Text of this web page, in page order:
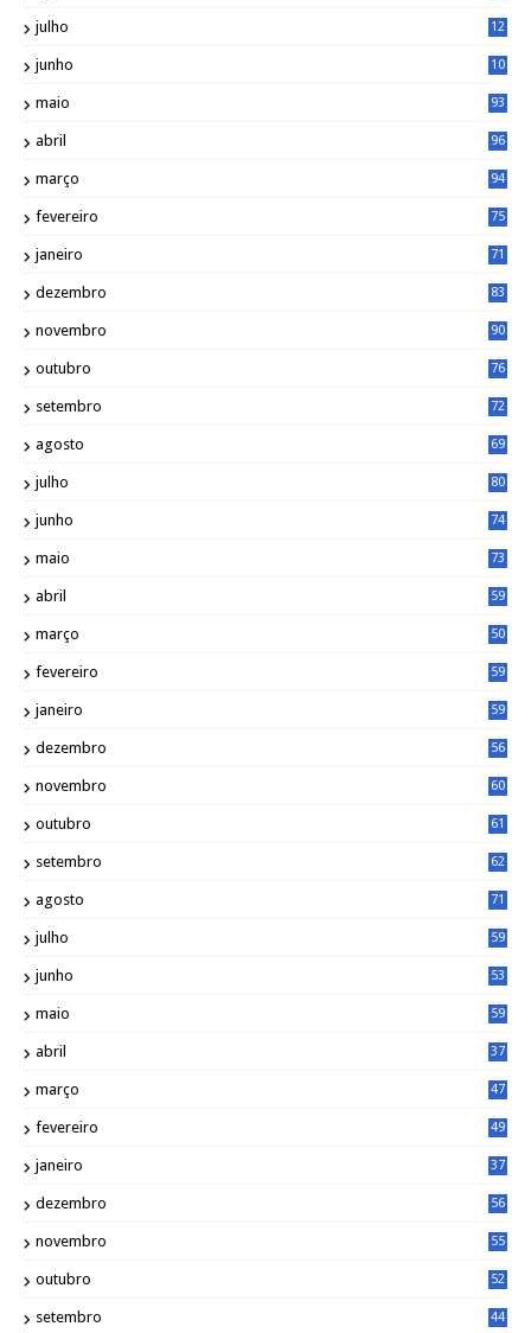
julho
12
junho
10
maio 93
abril 96
março 94
fevereiro 75
janeiro 71
dezembro 83
novembro 90
outubro 76
setembro 72
agosto 69
julho 80
junho 74
maio 73
abril 59
março 50
fevereiro 59
janeiro 59
dezembro 56
novembro 60
outubro 61
setembro 62
agosto 71
julho 59
junho 53
maio 59
abril 37
março 47
fevereiro 49
janeiro 37
dezembro 56
novembro 55
outubro 52
setembro 44